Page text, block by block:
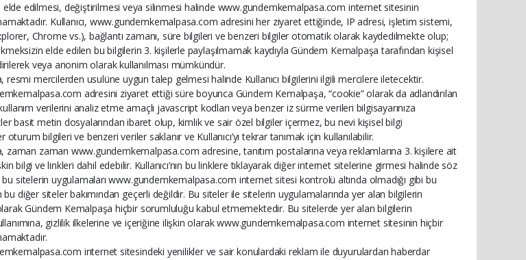
elde edilmesi, değiştirilmesi veya silinmesi halinde www.gundemkemalpasa.com internet sitesinin
Kullanıcı, www.gundemkemalpasa.com adresini her ziyaret ettiğinde, IP adresi, işletim sistemi,
Chrome vs.), bağlantı zamanı, süre bilgileri ve benzeri bilgiler otomatik olarak kaydedilmekte olup;
elde edilen bu bilgilerin 3. kişilerle paylaşılmamak kaydıyla Gündem Kemalpaşa tarafından kişisel
veya anonim olarak kullanılması mümkündür.
resmi mercilerden usulüne uygun talep gelmesi halinde Kullanıcı bilgilerini ilgili mercilere iletecektir.
adresini ziyaret ettiği süre boyunca Gündem Kemalpaşa, “cookie” olarak da adlandırılan
verilerini analiz etme amaçlı javascript kodları veya benzer iz sürme verileri bilgisayarınıza
basit metin dosyalarından ibaret olup, kimlik ve sair özel bilgiler içermez, bu nevi kişisel bilgi
bilgileri ve benzeri veriler saklanır ve Kullanıcı’yı tekrar tanımak için kullanılabilir.
zaman zaman www.gundemkemalpasa.com adresine, tanıtım postalarına veya reklamlarına 3. kişilere ait
bilgi ve linkleri dahil edebilir. Kullanıcı’nın bu linklere tıklayarak diğer internet sitelerine girmesi halinde söz
sitelerin uygulamaları www.gundemkemalpasa.com internet sitesi kontrolü altında olmadığı gibi bu
diğer siteler bakımından geçerli değildir. Bu siteler ile sitelerin uygulamalarında yer alan bilgilerin
Gündem Kemalpaşa hiçbir sorumluluğu kabul etmemektedir. Bu sitelerde yer alan bilgilerin
gizlilik ilkelerine ve içeriğine ilişkin olarak www.gundemkemalpasa.com internet sitesinin hiçbir
internet sitesindeki yenilikler ve sair konulardaki reklam ile duyurulardan haberdar